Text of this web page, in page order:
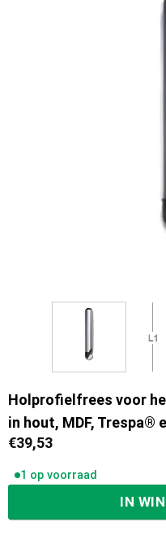
Holprofielfrees voor
in hout, MDF, Trespa®
€39,53
1 op voorraad
IN